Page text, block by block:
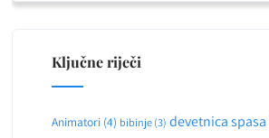
Ključne riječi
Animatori(4) bibinje(3) devetnica spasa